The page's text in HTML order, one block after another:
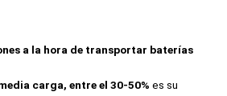
a la hora de transportar baterías
carga, entre el 30-50% es su